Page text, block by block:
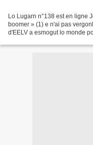
Lo Lugarn n°138 est en ligne
boomer » (1) e n'ai pas
d'EELV a esmogut lo monde